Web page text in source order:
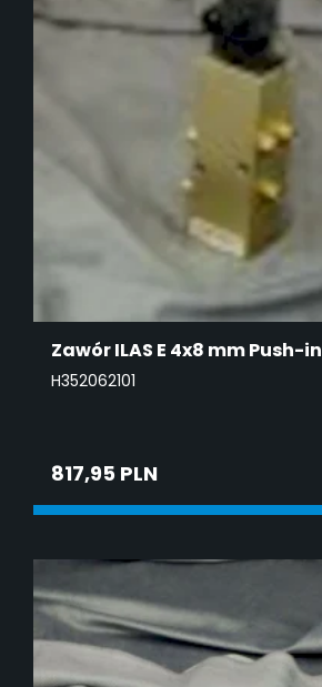
Zawór ILAS E 4x8 mm Push-in
H352062101
817,95 PLN